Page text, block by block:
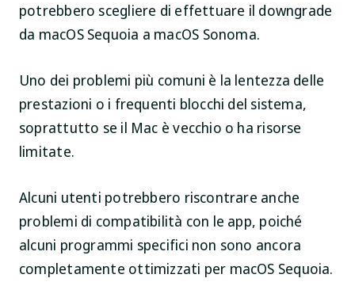
potrebbero scegliere di effettuare il downgrade
da macOS Sequoia a macOS Sonoma.
Uno dei problemi più comuni è la lentezza delle
prestazioni o i frequenti blocchi del sistema,
soprattutto se il Mac è vecchio o ha risorse
limitate.
Alcuni utenti potrebbero riscontrare anche
problemi di compatibilità con le app, poiché
alcuni programmi specifici non sono ancora
completamente ottimizzati per macOS Sequoia.